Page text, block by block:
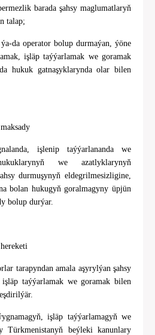
barada şahsy maglumatlaryň
talap;
da operator bolup durmaýan, ýöne
işläp taýýarlamak we goramak
hukuk gatnaşyklarynda olar bilen
işlenip taýýarlananda we
we azatlyklarynyň
durmuşynyň eldegrilmesizligine,
bolan hukugyň goralmagyny üpjün
bolup durýar.
tarapyndan amala aşyrylýan şahsy
taýýarlamak we goramak bilen
işläp taýýarlamagyň we
Türkmenistanyň beýleki kanunlary